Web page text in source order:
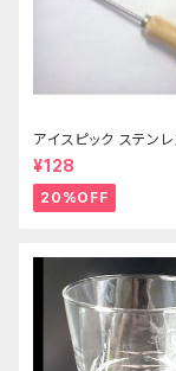
アイスピック ステン
215ｍｍ
¥128
20%OFF